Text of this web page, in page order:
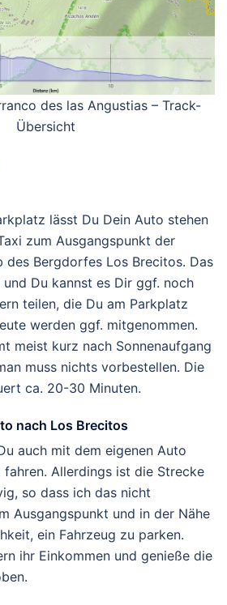
des las Angustias – Track-
Übersicht
lässt Du Dein Auto stehen
zum Ausgangspunkt der
des Bergdorfes Los Brecitos. Das
und Du kannst es Dir ggf. noch
teilen, die Du am Parkplatz
werden ggf. mitgenommen.
meist kurz nach Sonnenaufgang
muss nichts vorbestellen. Die
ca. 20-30 Minuten.
nach Los Brecitos
auch mit dem eigenen Auto
fahren. Allerdings ist die Strecke
so dass ich das nicht
Ausgangspunkt und in der Nähe
ein Fahrzeug zu parken.
ihr Einkommen und genieße die